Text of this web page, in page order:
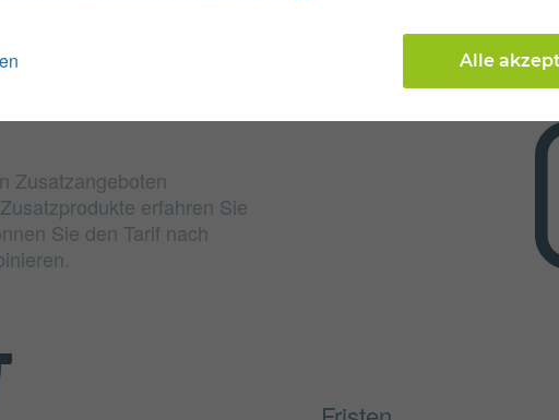
Alle
Mbit/s weitersurfen. Es
Zusatzangeboten
erfahren Sie
Sie den Tarif nach